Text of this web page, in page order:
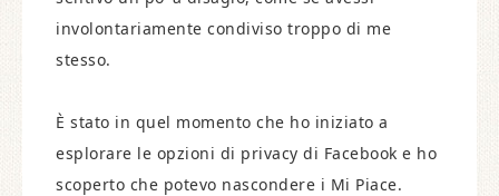
involontariamente condiviso troppo di me
stesso.
È stato in quel momento che ho iniziato a
esplorare le opzioni di privacy di Facebook e ho
scoperto che potevo nascondere i Mi Piace.